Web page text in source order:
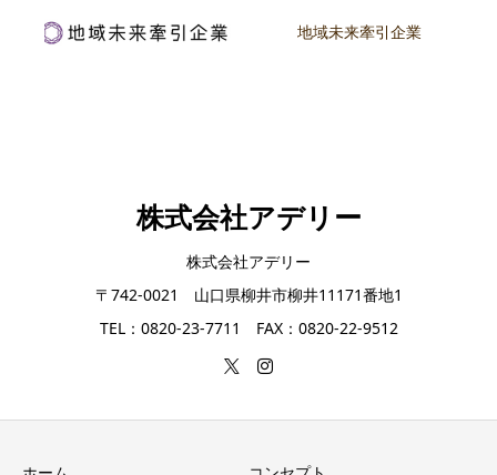
地域未来牽引企業
株式会社アデリー
株式会社アデリー
〒742-0021 山口県柳井市柳井11171番地1
TEL：0820-23-7711 FAX：0820-22-9512